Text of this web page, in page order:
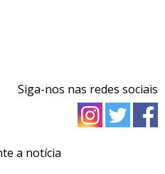
Siga-nos nas redes sociais
a notícia